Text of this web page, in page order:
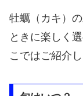
牡蠣（カキ）
ときに楽しく
こではご紹介し